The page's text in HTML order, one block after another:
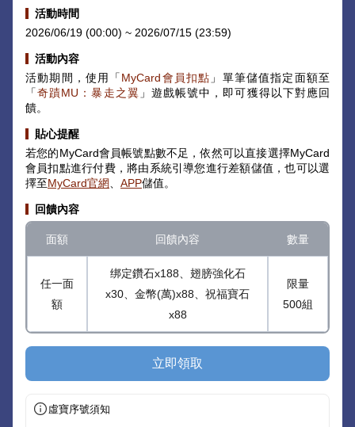
活動時間
2026/06/19 (00:00) ~ 2026/07/15 (23:59)
活動內容
活動期間，使用「 MyCard會員扣點 」單筆儲值指定面額至
「奇蹟MU：暴走之翼 」遊戲帳號中，即可獲得以下對應回
饋。
貼心提醒
若您的MyCard會員帳號點數不足，依然可以直接選擇MyCard
會員扣點進行付費，將由系統引導您進行差額儲值，也可以選
擇至MyCard官網 APP儲值。
回饋內容
面額 回饋內容 數量
任一面
額
绑定鑽石x188、翅膀強化石
x30、金幣(萬)x88、祝福寶石
x88
限量
500組
立即領取
虛寶序號須知